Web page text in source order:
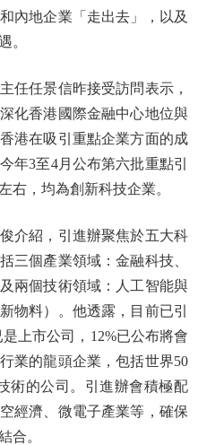
內地企業「走出去」，以及
。
任景信昨接受訪問表示，
化香港國際金融中心地位與
港在吸引重點企業方面的成
年3至4月公布第六批重點引
右，均為創新科技企業。
紹，引進辦聚焦於五大科
三個產業領域：金融科技、
兩個技術領域：人工智能與
物料）。他透露，目前已引
上市公司，12%已公布將會
業的龍頭企業，包括世界50
術的公司。引進辦會積極配
經濟、微電子產業等，確保
合。